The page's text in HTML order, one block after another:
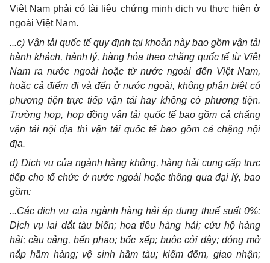
Việt Nam phải có tài
iệu chứng minh dịch vụ thực hiện ở
ngoài Việt Nam.
...c) Vận tải quốc tế quy định tại khoản nàybao gồm vận tải
hành khách, hành lý, hàng hóa theo chặng quốc tế từ Việt
Nam ra nước ngoài hoặc từ nước ngoài đến Việt Nam,
hoặc cả điểm đi và đến ở nước ngoài, không phân biệt có
phương tiện trực tiếp vận tải hay không có phương tiện.
Trường hợp, hợp đồng vận tải quốc tế bao gồm cả chặng
vận tải nội địa thì vận tải quốc tế bao gồm cả chặng nội
địa.
d) Dịch vụ của ngành hàng không, hàng hải cung cấp trực
tiếp cho tổ chức ở nước ngoài hoặc thông qua đại lý, bao
gồm:
...Các dịch vụ của ngành hàng hải áp dụng thuế suất 0%:
Dịch vụ lai dắt tàu biển; hoa tiêu hàng hải; cứu hộ hàng
hải; cầu cảng, bến phao; bốc xếp; buộc cởi dây; đóng mở
nắp hầm hàng; vệ sinh hầm tàu; kiểm đếm, giao nhận;